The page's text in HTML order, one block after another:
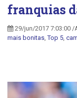
franquias
29/jun/2017 7:03:00 /
mais bonitas ,Top 5